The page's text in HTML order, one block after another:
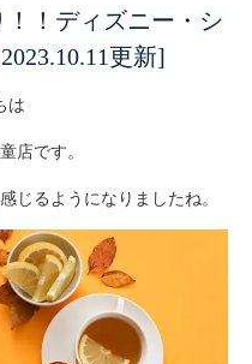
！！ディズニー・シ
更新]
は
店です。
じるようになりましたね。